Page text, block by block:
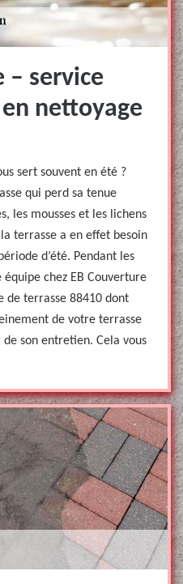
– service
nettoyage
sert souvent en été ?
qui perd sa tenue
les mousses et les lichens
terrasse a en effet besoin
d’été. Pendant les
chez EB Couverture
de terrasse 88410 dont
de votre terrasse
son entretien. Cela vous